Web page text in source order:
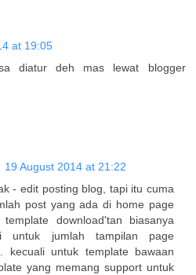
at 19:05
diatur deh mas lewat blogger
19 August 2014 at 21:22
- edit posting blog, tapi itu cuma
post yang ada di home page
download'tan biasanya
untuk jumlah tampilan page
kecuali untuk template bawaan
yang memang support untuk